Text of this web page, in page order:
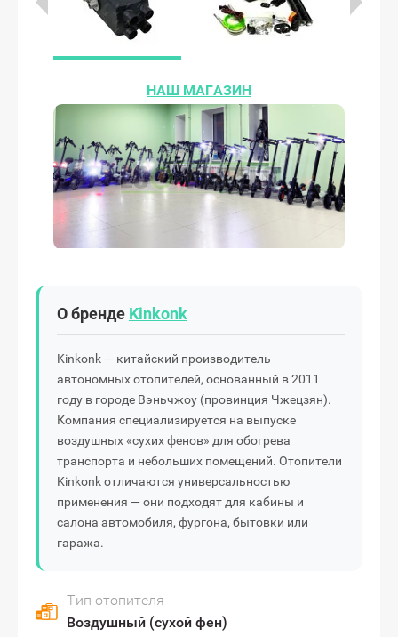
НАШ МАГАЗИН
Тип отопителя
Воздушный (сухой фен)
О бренде Kinkonk
Kinkonk — китайский производитель
автономных отопителей, основанный в 2011
году в городе Вэньчжоу (провинция Чжецзян).
Компания специализируется на выпуске
воздушных «сухих фенов» для обогрева
транспорта и небольших помещений. Отопители
Kinkonk отличаются универсальностью
применения — они подходят для кабины и
салона автомобиля, фургона, бытовки или
гаража.